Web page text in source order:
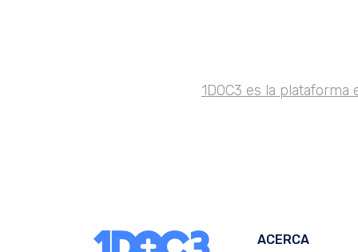
1DOC3 es la
ACERCA